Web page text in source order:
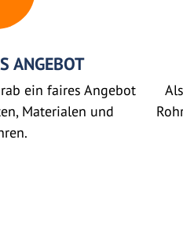
ANGEBOT
ein faires Angebot
Materialen und